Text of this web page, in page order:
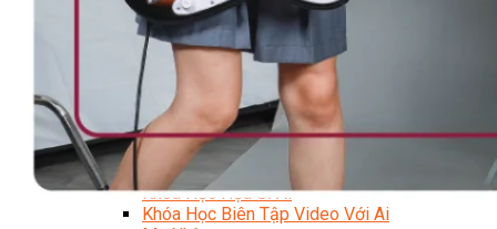
Trại Hè Kỹ Năng
Trại Hè Hướng Nghiệp
Chuyên Đề Á Âu Kitchen For Kid & Teen
Chuyên Đề Kỹ Năng Sống
Khóa Học Nấu Ăn Cho Bé
Hội Họa Thiếu Nhi
Digital Art For Kids
Khóa Học Thiết Kế Truyện Tranh Ai
Khóa Học Họa Sĩ Ai
Khóa Học Biên Tập Video Với Ai